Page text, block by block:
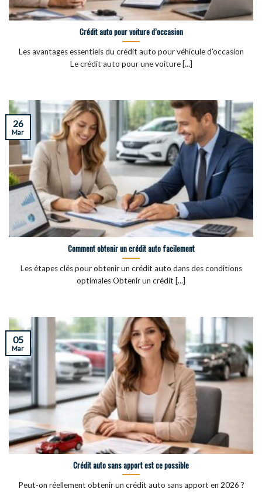
Crédit auto pour voiture d’occasion
Les avantages essentiels du crédit auto pour véhicule d’occasion
Le crédit auto pour une voiture [...]
Comment obtenir un crédit auto facilement
Les étapes clés pour obtenir un crédit auto dans des conditions
optimales Obtenir un crédit [...]
26
Mar
Crédit auto sans apport est ce possible
Peut-on réellement obtenir un crédit auto sans apport en 2026 ?
05
Mar